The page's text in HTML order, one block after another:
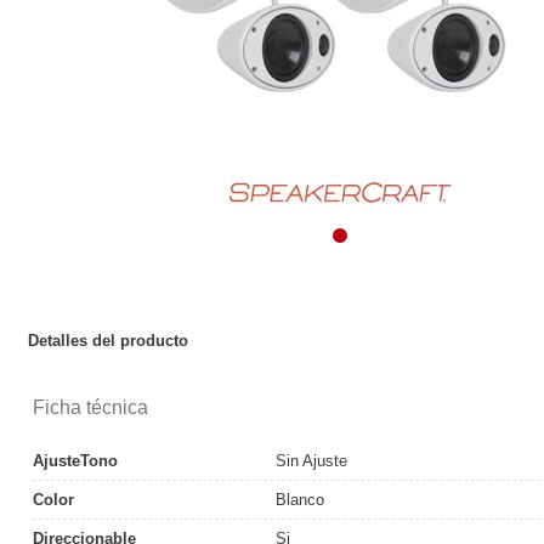
Detalles del producto
Ficha técnica
AjusteTono Sin Ajuste
Color Blanco
Direccionable Si